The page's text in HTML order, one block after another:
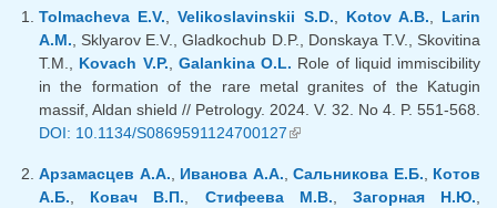
Tolmacheva E.V.,Velikoslavinskii S.D., Kotov A.B., Larin
A.M., Sklyarov E.V., Gladkochub D.P., Donskaya T.V., Skovitina
T.M., Kovach V.P., Galankina O.L. Role of liquid immiscibility
in the formation of the rare metal granites of the Katugin
massif, Aldan shield // Petrology. 2024. V. 32. No 4. P. 551-568.
DOI: 10.1134/S0869591124700127(внешняя ссылка)
Арзамасцев А.А., Иванова А.А., Сальникова Е.Б., Котов
А.Б., Ковач В.П., Стифеева М.В., Загорная Н.Ю.,